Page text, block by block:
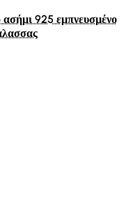
ασήμι 925 εμπνευσμένο